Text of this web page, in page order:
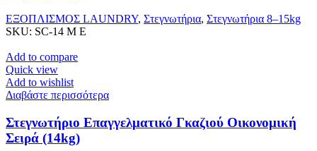
ΕΞΟΠΛΙΣΜΟΣ LAUNDRY, Στεγνωτήρια, Στεγνωτήρια 8–15kg
SKU: SC-14 M E
Add to compare
Quick view
Add to wishlist
Διαβάστε περισσότερα
Στεγνωτήριο Επαγγελματικό Γκαζιού Οικονομική
Σειρά (14kg)